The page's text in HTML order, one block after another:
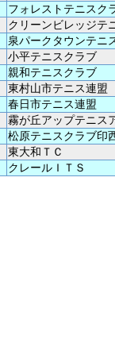
フォレストテニスク
クリーンビレッジテ
泉パークタウンテニ
小平テニスクラブ
親和テニスクラブ
東村山市テニス連盟
春日市テニス連盟
霧が丘アップテニス
松原テニスクラブ印
東大和ＴＣ
クレールＩＴＳ